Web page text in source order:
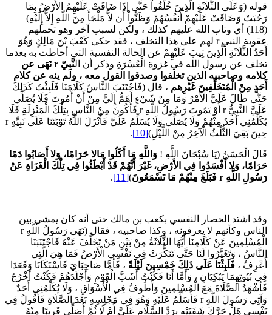
(وَعَلَى الثَّلاَثَةِ الَّذِينَ خُلِّفُواْ حَتَّى إِذَا ضَاقَتْ عَلَيْهِمُ الأَرْضُ بِمَا
وَضَاقَتْ عَلَيْهِمْ أَنفُسُهُمْ وَظَنُّواْ أَن لاَّ مَلْجَأَ مِنَ اللّهِ إِلاَّ إِلَيْهِ)
(118) أي وتاب الله عليهم كذلك ، ولكن لسبب آخر وهو تحملهم
عقوبة النبي r لهم على هذا التخلف ، فقد حكى كَعْبَ بْنَ مَالِكٍ وَهُوَ
الثَّلَاثَةِ الَّذِينَ تِيبَ عَلَيْهِمْ عن الحالة النفسية التي أحاطت به بعدما
عن رسول الله في غزوة الْعُسْرَةِ وذكر أن ال نَّبِيّr نَهَى عن
وصاحبيه الذين تخلفوا وصدقوا القول معه ، ولم ينه عن كلام
مِنْ الْمُتَخَلِّفِينَ غَيْرِهم، قال (فَاجْتَنَبَ النَّاسُ كَلَامَنَا فَلَبِثْتُ كَذَلِكَ
طَالَ عَلَيَّ الْأَمْرُ وَمَا مِنْ شَيْءٍ أَهَمُّ إِلَيَّ مِنْ أَنْ أَمُوتَ فَلَا يُصَلِّي
عَلَيَّ النَّبِيُّ r أَوْ يَمُوتَ رَسُولُ اللَّهِ r فَأَكُونَ مِنْ النَّاسِ بِتِلْكَ الْمَنْزِلَةِ فَلَا
يُكَلِّمُنِي أَحَدٌ مِنْهُمْ وَلَا يُصَلِّي وَلَا يُسَلِّمُ عَلَيَّ فَأَنْزَلَ اللَّهُ تَوْبَتَنَا عَلَى نَبِيِّهِ r
بَقِيَ الثُّلُثُ الْآخِرُ مِنْ اللَّيْلِ) [10]
.
الْحَسَنُ (يَا سُبْحَانَ اللَّهِ ! وَاللَّهِ مَا أَكَلُوا مَالا حَرَامًا، وَلا أَصَابُوا دَمًا
وَلا أَفْسَدُوا فِي الأَرْضِ، غَيْرَ أَنَّهُمْ قَدْ أَبْطَئُوا فِي تِلْكَ الْغَزَاةِ عَنْ
اللَّهِr فَبَلَغَ مِنْهُمْ مَا تَسْمَعُونَ)
[11]
.
اشتد الحصار النفسي بكعب بن مالك حتى أنه كان يمشي بين
الناس وكأنهم لا يعرفونه ، وكذا صاحبيه ، فقال (نَهَى رَسُولُ اللَّهِ r
عَنْ كَلَامِنَا أَيُّهَا الثَّلَاثَةُ مِنْ بَيْنِ مَنْ تَخَلَّفَ عَنْهُ فَاجْتَنَبَنَا
، وَتَغَيَّرُوا لَنَا حَتَّى تَنَكَّرَتْ فِي نَفْسِي الْأَرْضُ فَمَا هِيَ الَّتِي
، فَلَبِثْنَا عَلَى ذَلِكَ خَمْسِينَ لَيْلَةً، فَأَمَّا صَاحِبَايَ فَاسْتَكَانَا وَقَعَدَا
بُيُوتِهِمَا يَبْكِيَانِ ، وَأَمَّا أَنَا فَكُنْتُ أَشَبَّ الْقَوْمِ وَأَجْلَدَهُمْ فَكُنْتُ أَخْرُجُ
الصَّلَاةَ مَعَ الْمُسْلِمِينَ وَأَطُوفُ فِي الْأَسْوَاقِ ، وَلَا يُكَلِّمُنِي أَحَدٌ
وَآتِي رَسُولَ اللَّهِ r فَأُسَلِّمُ عَلَيْهِ وَهُوَ فِي مَجْلِسِهِ بَعْدَ الصَّلَاةِ فَأَقُولُ فِي
هَلْ حَرَّكَ شَفَتَيْهِ بِرَدِّ السَّلَامِ عَلَيَّ أَمْ لَا ثُمَّ أُصَلِّي قَرِيبًا مِنْهُ